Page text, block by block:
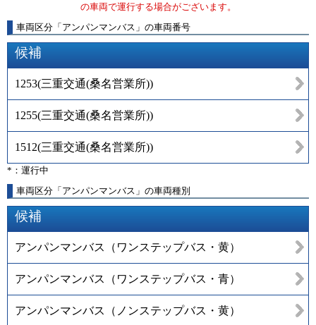
の車両で運行する場合がございます。
車両区分 「 アンパンマンバス 」 の車両番号
候補
1253(三重交通(桑名営業所))
1255(三重交通(桑名営業所))
1512(三重交通(桑名営業所))
*：運行中
車両区分「アンパンマンバス」の車両種別
候補
アンパンマンバス（ワンステップバス・黄）
アンパンマンバス（ワンステップバス・青）
アンパンマンバス（ノンステップバス・黄）